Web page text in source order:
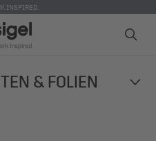
INSPIRED.
& FOLIEN